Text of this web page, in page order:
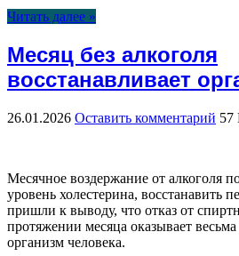
Читать далее »
Месяц без алкоголя
восстанавливает
26.01.2026 Оставить комментарий 57
Месячное воздержание от алкоголя
уровень холестерина, восстанавить
пришли к выводу, что отказ от
протяжении месяца оказывает
организм человека.